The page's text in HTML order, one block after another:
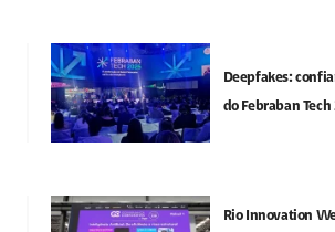
Deepfakes:
do Febraban
Rio Innovation